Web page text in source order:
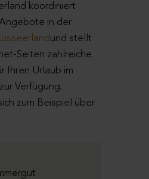
koordiniert
in der
und stellt
Seiten zahlreiche
Ihren Urlaub im
Verfügung.
zum Beispiel über